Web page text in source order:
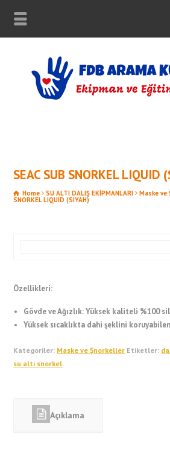
SEAC SUB SNORKEL LIQUID
Home SU ALTI DALIŞ EKİPMANLARI Maske ve
SNORKEL LIQUID (SIYAH)
Özellikleri:
Gövde ve Ağızlık: Yüksek kaliteli %100
Yüksek sıcaklıkta dahi şeklini
Kategoriler: Maske ve Şnorkeller Etiketler:
su altı snorkel
Açıklama